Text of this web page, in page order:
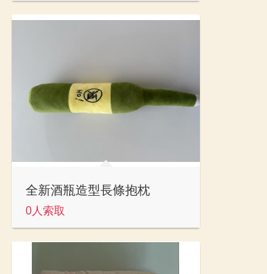
全新酒瓶造型長條抱枕
0人索取